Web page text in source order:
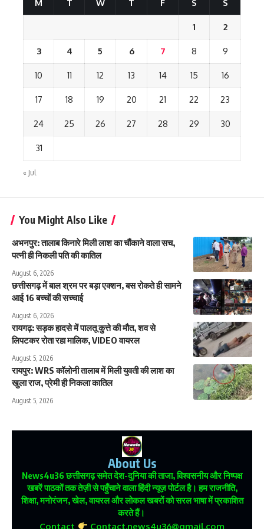
M T W T F S S
1 2
3 4 5 6 7 8 9
10 11 12 13 14 15 16
17 18 19 20 21 22 23
24 25 26 27 28 29 30
31
« Jul
You Might Also Like
अभनपुर: तालाब किनारे मिली लाश का चौंकाने वाला सच,
पत्नी ही निकली पति की कातिल
August 6, 2026
छत्तीसगढ़ में बाल श्रम पर बड़ा एक्शन, बस रोकते ही सामने
आई 16 बच्चों की सच्चाई
August 6, 2026
रायगढ़: सड़क हादसे में पालतू कुत्ते की मौत, शव से
लिपटकर रोता रहा मालिक, VIDEO वायरल
August 5, 2026
रायपुर: WRS कॉलोनी तालाब में मिली युवती की लाश का
खुला राज, प्रेमी ही निकला कातिल
August 5, 2026
About Us
News4u36छत्तीसगढ़ समेत देश-दुनिया की ताजा, विश्वसनीय और निष्पक्ष
खबरें पाठकों तक तेज़ी से पहुँचाने वाला हिंदी न्यूज़ पोर्टल है। हम राजनीति,
शिक्षा, मनोरंजन, खेल, वायरल और लोकल खबरों को सरल भाषा में प्रकाशित
करते हैं।
Contact Contact.news4u36@gmail.com